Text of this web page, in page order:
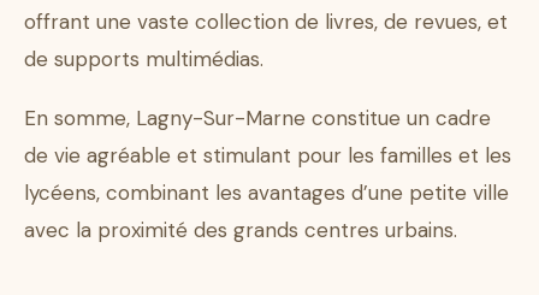
offrant une vaste collection de livres, de revues, et
de supports multimédias.
En somme, Lagny-Sur-Marne constitue un cadre
de vie agréable et stimulant pour les familles et les
lycéens, combinant les avantages d’une petite ville
avec la proximité des grands centres urbains.